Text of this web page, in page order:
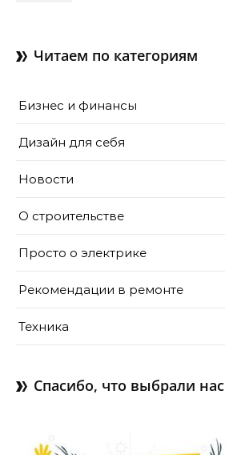
Читаем по категориям
Бизнес и финансы
Дизайн для себя
Новости
О строительстве
Просто о электрике
Рекомендации в ремонте
Техника
Спасибо, что выбрали нас